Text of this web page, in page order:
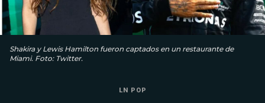
Shakira y Lewis Hamilton fueron captados en un restaurante de
Miami. Foto: Twitter.
LN POP